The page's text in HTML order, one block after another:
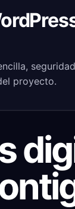
proyecto.